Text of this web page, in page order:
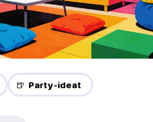
🍺 Party-ideat